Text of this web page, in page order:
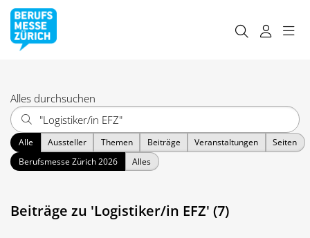
Alles durchsuchen
Alle Aussteller Themen Beiträge Veranstaltungen
Seiten
Berufsmesse Zürich 2026
Alles
Beiträge zu 'Logistiker/in EFZ' (7)